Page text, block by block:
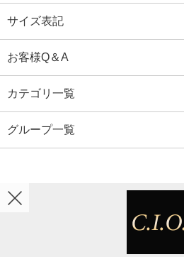
サイズ表記
お客様Q＆A
カテゴリ一覧
グループ一覧